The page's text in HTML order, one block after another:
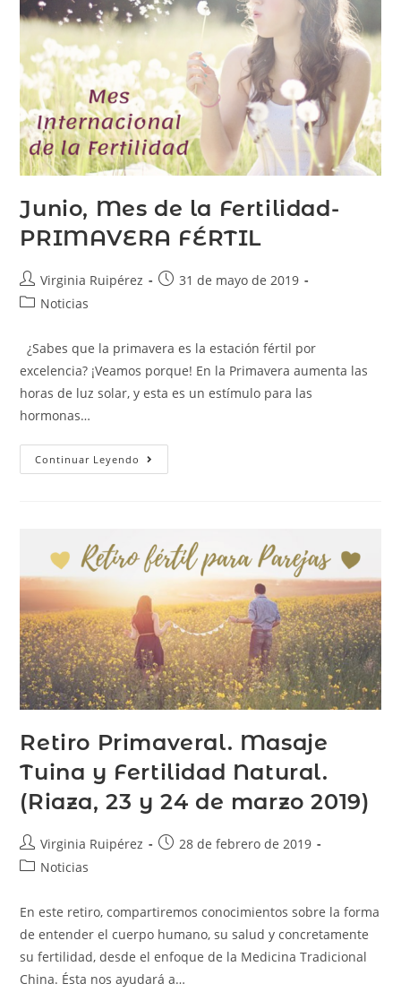
Junio, Mes de la Fertilidad-
PRIMAVERA FÉRTIL
Virginia Ruipérez
31 de mayo de 2019
Noticias
¿Sabes que la primavera es la estación fértil por
excelencia? ¡Veamos porque! En la Primavera aumenta las
horas de luz solar, y esta es un estímulo para las
hormonas…
Continuar Leyendo
Retiro Primaveral. Masaje
Tuina y Fertilidad Natural.
(Riaza, 23 y 24 de marzo 2019)
Virginia Ruipérez
28 de febrero de 2019
Noticias
En este retiro, compartiremos conocimientos sobre la forma
de entender el cuerpo humano, su salud y concretamente
su fertilidad, desde el enfoque de la Medicina Tradicional
China. Ésta nos ayudará a…